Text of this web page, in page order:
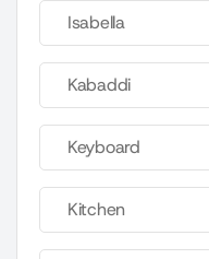
Isabella
Kabaddi
Keyboard
Kitchen